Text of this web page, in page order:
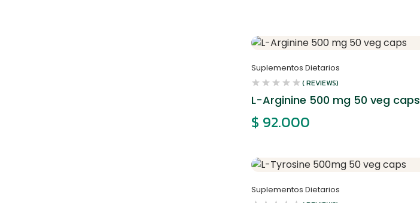
Suplementos Dietarios
( REVIEWS)
L-Arginine 500 mg 50 veg caps
$ 92.000
Suplementos Dietarios